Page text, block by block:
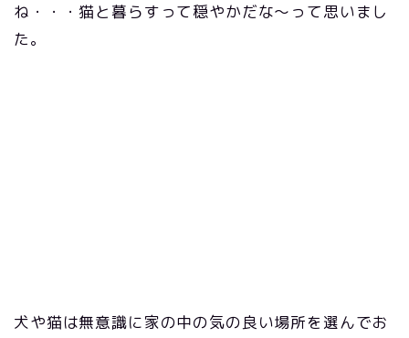
ね・・・猫と暮らすって穏やかだな〜って思いまし
た。
犬や猫は無意識に家の中の気の良い場所を選んでお